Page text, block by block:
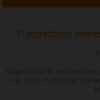
Ti potrebbero
Scopri tutte le nostre idee
sia relax, con cena,